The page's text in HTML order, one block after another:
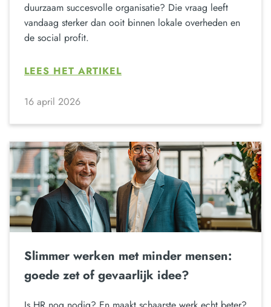
duurzaam succesvolle organisatie? Die vraag leeft
vandaag sterker dan ooit binnen lokale overheden en
de social profit.
LEES HET ARTIKEL
16 april 2026
Slimmer werken met minder mensen:
goede zet of gevaarlijk idee?